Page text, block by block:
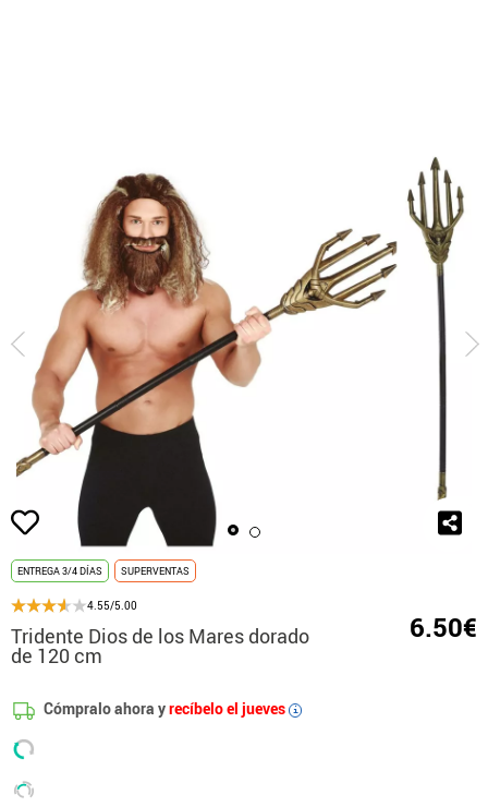
ENTREGA 3/4 DÍAS SUPERVENTAS
4.55/5.00
Tridente Dios de los Mares dorado
de 120 cm
6.50€
Cómpralo ahora yrecíbelo el jueves i